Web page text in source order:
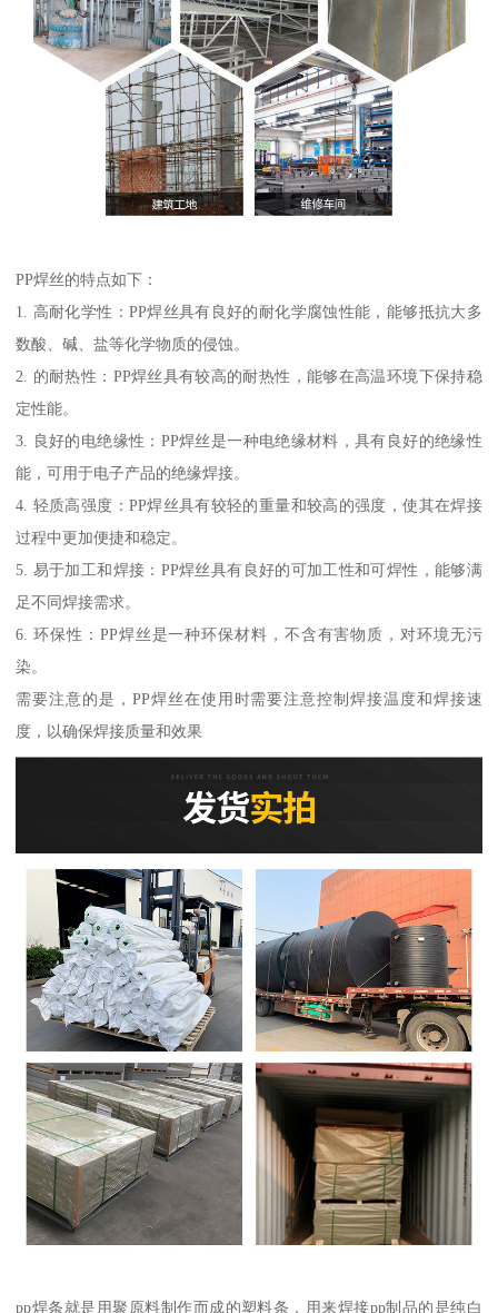
PP焊丝的特点如下：
1. 高耐化学性：PP焊丝具有良好的耐化学腐蚀性能，能够抵抗大多
数酸、碱、盐等化学物质的侵蚀。
2. 的耐热性：PP焊丝具有较高的耐热性，能够在高温环境下保持稳
定性能。
3. 良好的电绝缘性：PP焊丝是一种电绝缘材料，具有良好的绝缘性
能，可用于电子产品的绝缘焊接。
4. 轻质高强度：PP焊丝具有较轻的重量和较高的强度，使其在焊接
过程中更加便捷和稳定。
5. 易于加工和焊接：PP焊丝具有良好的可加工性和可焊性，能够满
足不同焊接需求。
6. 环保性：PP焊丝是一种环保材料，不含有害物质，对环境无污
染。
需要注意的是，PP焊丝在使用时需要注意控制焊接温度和焊接速
度，以确保焊接质量和效果
pp焊条就是用聚原料制作而成的塑料条，用来焊接pp制品的是纯白